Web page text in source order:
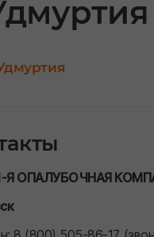
Я ОПАЛУБОЧНАЯ